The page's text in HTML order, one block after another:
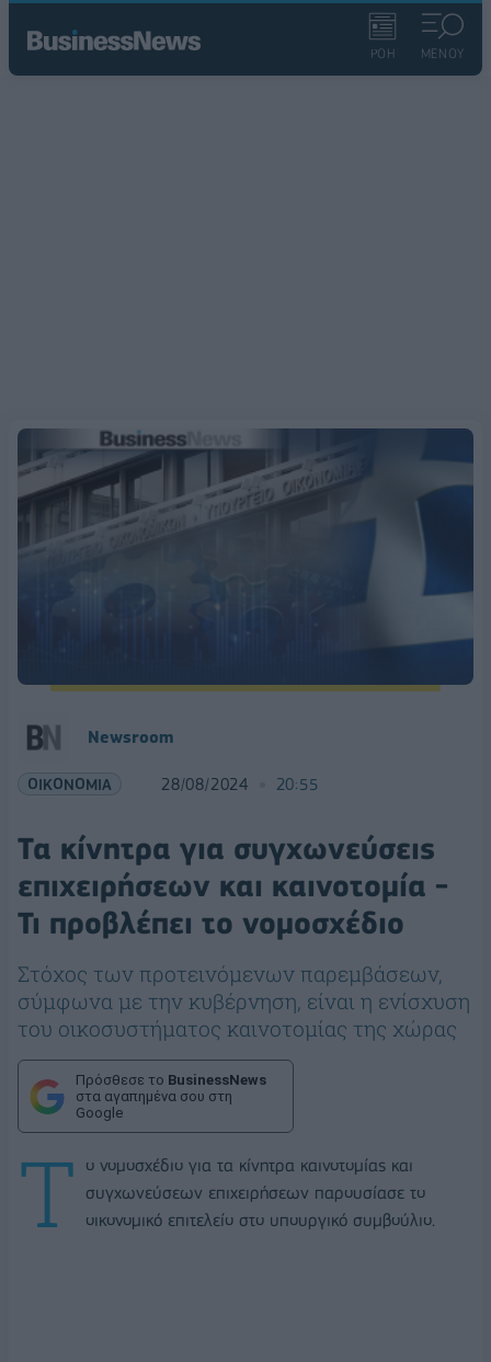
ΡΟΗ ΜΕΝΟΥ
Newsroom
ΟΙΚΟΝΟΜΙΑ 28/08/2024 20:55
Τα κίνητρα για συγχωνεύσεις
επιχειρήσεων και καινοτομία -
Τι προβλέπει το νομοσχέδιο
Στόχος των προτεινόμενων παρεμβάσεων,
σύμφωνα με την κυβέρνηση, είναι η ενίσχυση
του οικοσυστήματος καινοτομίας της χώρας
Πρόσθεσε το BusinessNews
στα αγαπημένα σου στη
Google
Τ
ο νομοσχέδιο για τα κίνητρα καινοτομίας και
συγχωνεύσεων επιχειρήσεων παρουσίασε το
οικονομικό επιτελείο στο υπουργικό συμβούλιο.